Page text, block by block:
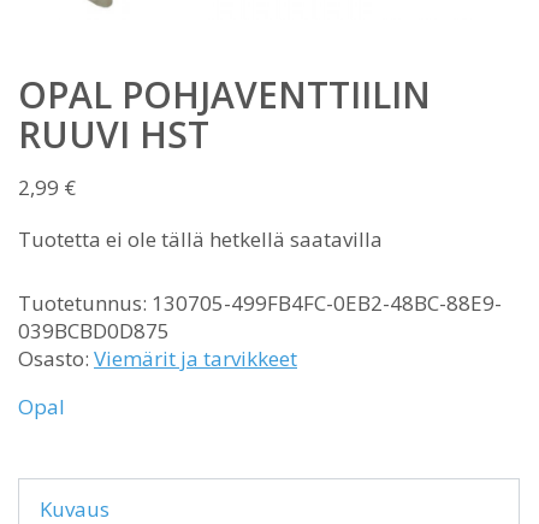
OPAL POHJAVENTTIILIN
RUUVI HST
2,99 €
Tuotetta ei ole tällä hetkellä saatavilla
Tuotetunnus: 130705-499FB4FC-0EB2-48BC-88E9-
039BCBD0D875
Osasto: Viemärit ja tarvikkeet
Opal
Kuvaus